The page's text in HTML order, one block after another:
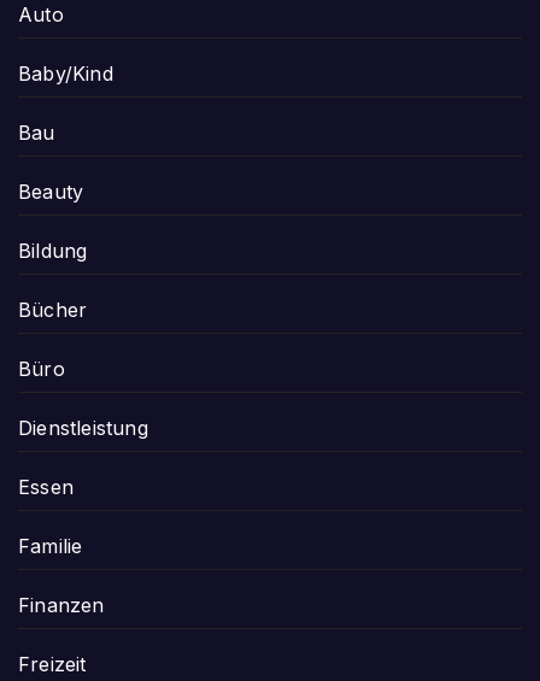
Auto
Baby/Kind
Bau
Beauty
Bildung
Bücher
Büro
Dienstleistung
Essen
Familie
Finanzen
Freizeit